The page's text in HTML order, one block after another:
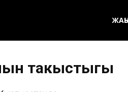
таңкыстыгы